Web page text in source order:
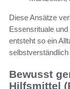
Diese Ansätze
Essensrituale
entsteht so ein
selbstverständlich
Bewusst
Hilfsmittel